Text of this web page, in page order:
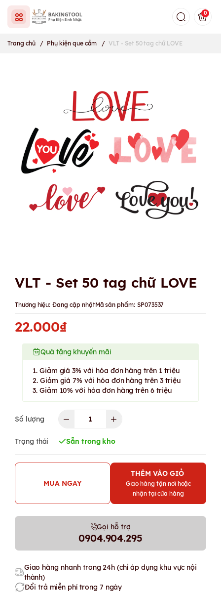
0
Trang chủ / Phụ kiện que cắm / VLT - Set 50 tag chữ LOVE
VLT - Set 50 tag chữ LOVE
Thương hiệu: Đang cập nhậtMã sản phẩm: SP073537
22.000₫
Quà tặng khuyến mãi
1. Giảm giá 3% với hóa đơn hàng trên 1 triệu
2. Giảm giá 7% với hóa đơn hàng trên 3 triệu
3. Giảm 10% với hóa đơn hàng trên 6 triệu
Số lượng
Trạng thái Sẵn trong kho
MUA NGAY
THÊM VÀO GIỎ
Giao hàng tận nơi hoặc
nhận tại cửa hàng
Gọi hỗ trợ
0904.904.295
Giao hàng nhanh trong 24h (chỉ áp dụng khu vực nội
thành)
Đổi trả miễn phí trong 7 ngày